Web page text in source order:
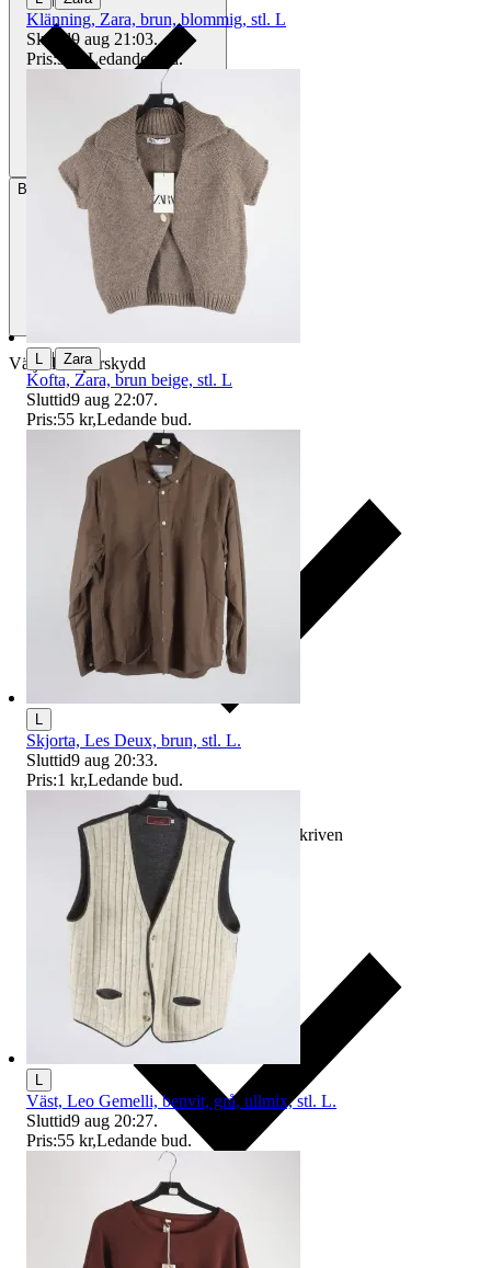
BetalningVia Tradera
Välj till köparskydd
Ersättning om varan inte är som beskriven
Klänning, Zara, brun, blommig, stl. L
Sluttid9 aug 21:03.
Pris:3 kr ,Ledande bud.
| Zara
Kofta, Zara, brun beige, stl. L
Sluttid9 aug 22:07.
Pris:55 kr,Ledande bud.
Skjorta, Les Deux, brun, stl. L.
Sluttid9 aug 20:33.
Pris:1 kr,Ledande bud.
Väst, Leo Gemelli, benvit, grå, ullmix, stl. L.
Sluttid9 aug 20:27.
Pris:55 kr,Ledande bud.